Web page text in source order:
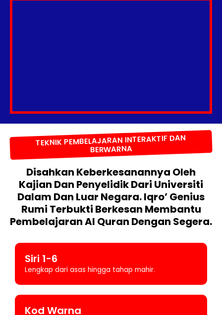
TEKNIK PEMBELAJARAN INTERAKTIF DAN
BERWARNA
Disahkan Keberkesanannya Oleh
Kajian Dan Penyelidik Dari Universiti
Dalam Dan Luar Negara. Iqro’ Genius
Rumi Terbukti Berkesan Membantu
Pembelajaran Al Quran Dengan Segera.
Siri 1-6
Lengkap dari asas hingga tahap mahir.
Kod Warna